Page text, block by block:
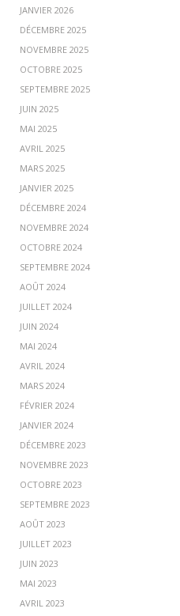
JANVIER 2026
DÉCEMBRE 2025
NOVEMBRE 2025
OCTOBRE 2025
SEPTEMBRE 2025
JUIN 2025
MAI 2025
AVRIL 2025
MARS 2025
JANVIER 2025
DÉCEMBRE 2024
NOVEMBRE 2024
OCTOBRE 2024
SEPTEMBRE 2024
AOÛT 2024
JUILLET 2024
JUIN 2024
MAI 2024
AVRIL 2024
MARS 2024
FÉVRIER 2024
JANVIER 2024
DÉCEMBRE 2023
NOVEMBRE 2023
OCTOBRE 2023
SEPTEMBRE 2023
AOÛT 2023
JUILLET 2023
JUIN 2023
MAI 2023
AVRIL 2023